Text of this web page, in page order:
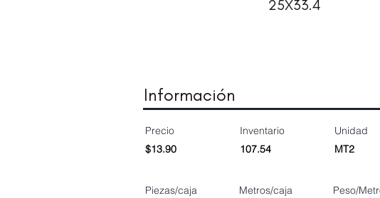
25X33.4
Información
Precio Inventario
Unidad
$13.90
107.54 MT2
Piezas/caja Metros/caja Peso/